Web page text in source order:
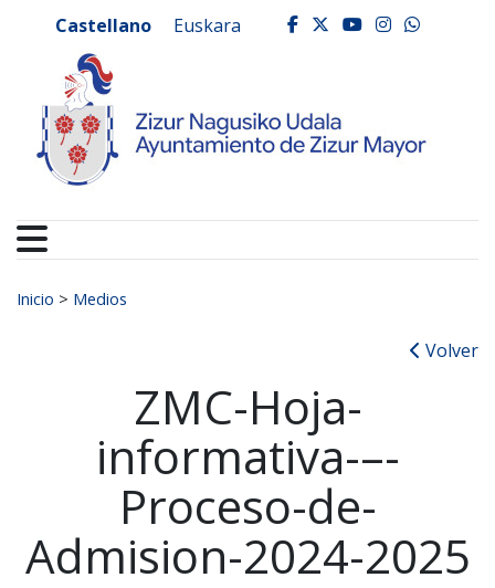
Ayuntamiento de
Castellano Euskara facebook
twitter
youtube
Buscar:
Inicio > Medios
Volver
ZMC-Hoja-
informativa-–-
Proceso-de-
Admision-2024-2025